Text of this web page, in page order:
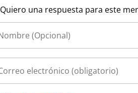
Quiero una respuesta para este